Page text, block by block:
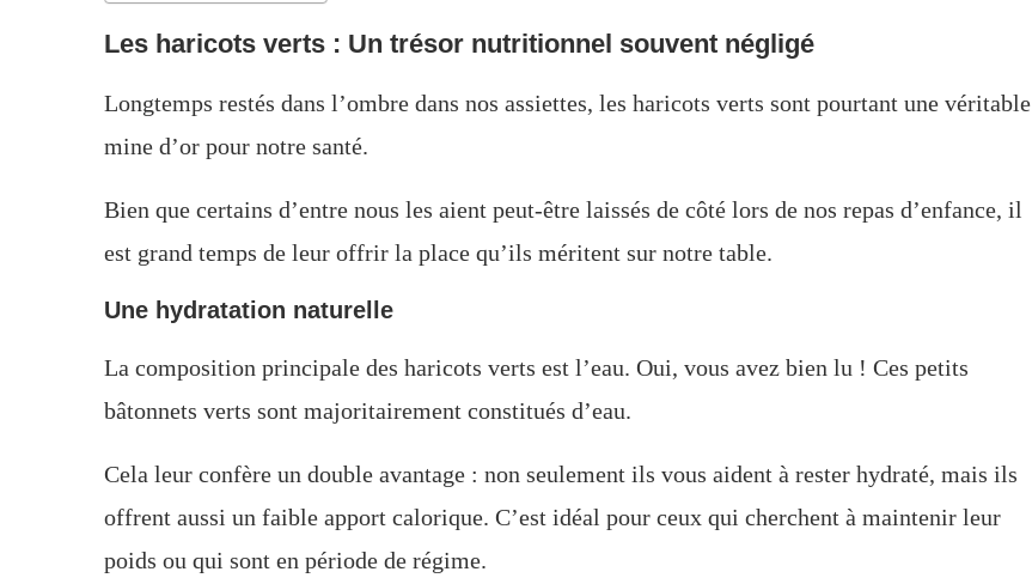
Les haricots verts : Un trésor nutritionnel souvent négligé
Longtemps restés dans l’ombre dans nos assiettes, les haricots verts sont pourtant une véritable
mine d’or pour notre santé.
Bien que certains d’entre nous les aient peut-être laissés de côté lors de nos repas d’enfance, il
est grand temps de leur offrir la place qu’ils méritent sur notre table.
Une hydratation naturelle
La composition principale des haricots verts est l’eau. Oui, vous avez bien lu ! Ces petits
bâtonnets verts sont majoritairement constitués d’eau.
Cela leur confère un double avantage : non seulement ils vous aident à rester hydraté, mais ils
offrent aussi un faible apport calorique. C’est idéal pour ceux qui cherchent à maintenir leur
poids ou qui sont en période de régime.